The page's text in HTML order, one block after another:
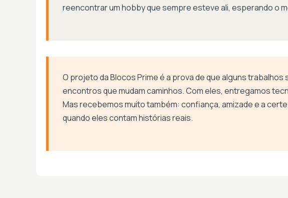
reencontrar um hobby que sempre esteve ali, esperando o
O projeto da Blocos Prime é a prova de que alguns
encontros que mudam caminhos. Com eles, entregamos
Mas recebemos muito também: confiança, amizade e a
quando eles contam histórias reais.